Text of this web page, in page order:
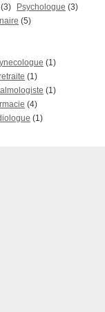
(3) Psychologue (3)
(5)
(1)
(1)
(1)
(4)
(1)